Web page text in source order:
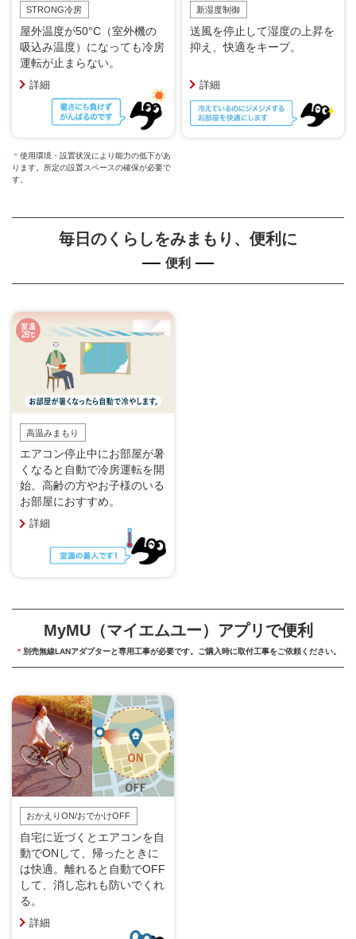
STRONG冷房
屋外温度が50°C（室外機の
吸込み温度）になっても冷房
運転が止まらない。
詳細
＊ 使用環境・設置状況により能力の低下があ
ります。所定の設置スペースの確保が必要で
す。
新湿度制御
送風を停止して湿度の上昇を
抑え、快適をキープ。
詳細
毎日のくらしをみまもり、便利に
便利
高温みまもり
エアコン停止中にお部屋が暑
くなると自動で冷房運転を開
始。高齢の方やお子様のいる
お部屋におすすめ。
詳細
MyMU（マイエムユー）アプリで便利
＊ 別売無線LANアダプターと専用工事が必要です。ご購入時に取付工事をご依頼ください。
おかえりON/おでかけOFF
自宅に近づくとエアコンを自
動でONして、帰ったときに
は快適。離れると自動でOFF
して、消し忘れも防いでくれ
る。
詳細